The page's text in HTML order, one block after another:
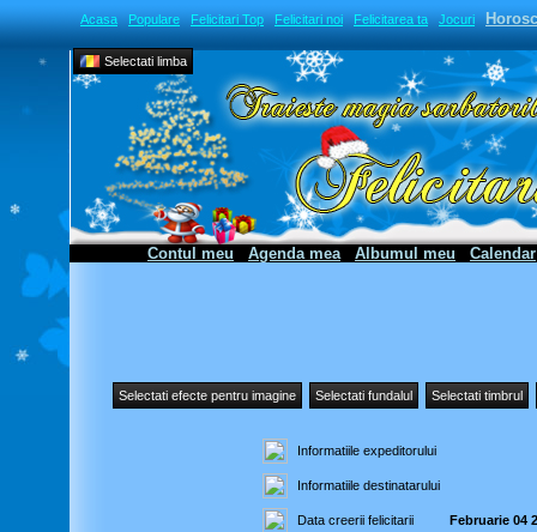
Acasa Populare Felicitari Top Felicitari noi Felicitarea ta Jocuri
Selectati limba
Contul meu Agenda mea Albumul meu Calendar
Selectati efecte pentru imagine Selectati fundalul Selectati timbrul
Informatiile expeditorului
Informatiile destinatarului
Data creerii felicitarii Februarie 04